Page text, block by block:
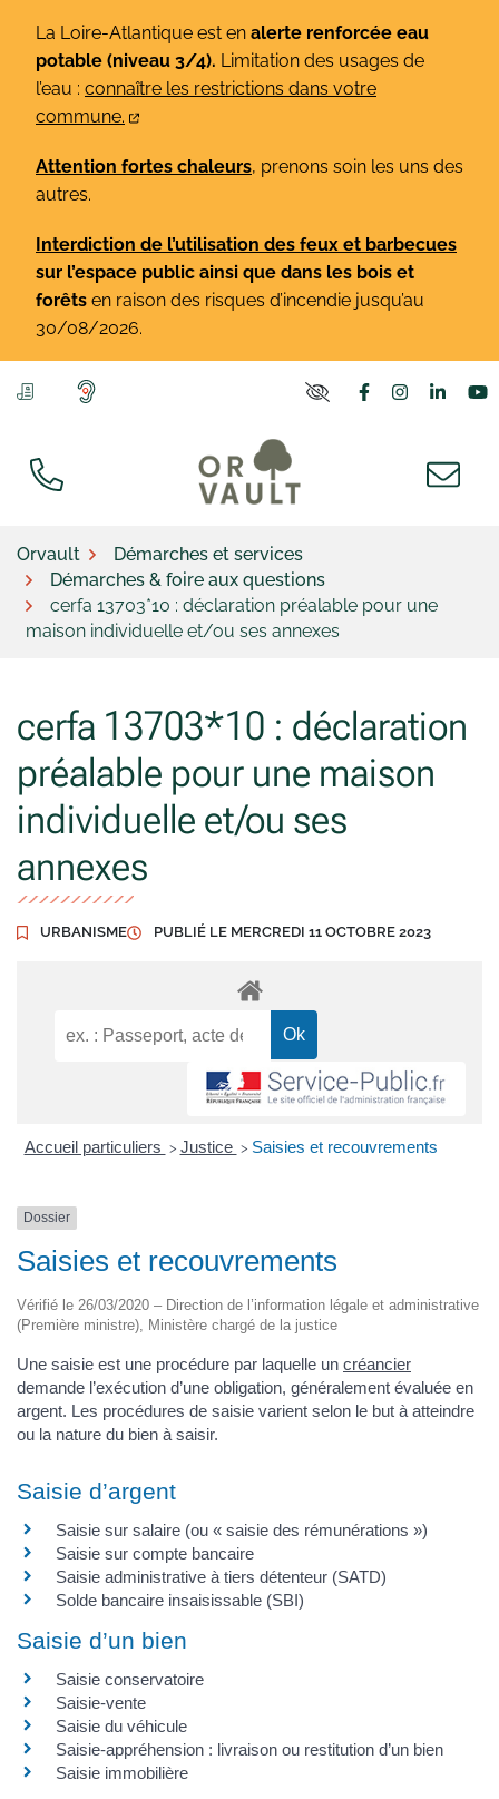
contenu
La Loire-Atlantique est en alerte renforcée eau
potable (niveau 3/4). Limitation des usages de
l’eau : connaître les restrictions dans votre
commune.
Attention fortes chaleurs, prenons soin les uns des
autres.
Interdiction de l’utilisation des feux et barbecues
sur l’espace public ainsi que dans les bois et
forêts en raison des risques d’incendie jusqu’au
30/08/2026.
Lien vers le
Lien vers
Lien
Orvault
Démarches et services
Démarches & foire aux questions
cerfa 13703*10 : déclaration préalable pour une
maison individuelle et/ou ses annexes
cerfa 13703*10 : déclaration
préalable pour une maison
individuelle et/ou ses
annexes
URBANISME PUBLIÉ LE MERCREDI 11 OCTOBRE 2023
Accueil particuliers > Justice > Saisies et recouvrements
Dossier
Saisies et recouvrements
Vérifié le 26/03/2020 – Direction de l’information légale et administrative
(Première ministre), Ministère chargé de la justice
Une saisie est une procédure par laquelle un créancier
demande l’exécution d’une obligation, généralement évaluée en
argent. Les procédures de saisie varient selon le but à atteindre
ou la nature du bien à saisir.
Saisie d’argent
Saisie sur salaire (ou « saisie des rémunérations »)
Saisie sur compte bancaire
Saisie administrative à tiers détenteur (SATD)
Solde bancaire insaisissable (SBI)
Saisie d’un bien
Saisie conservatoire
Saisie-vente
Saisie du véhicule
Saisie-appréhension : livraison ou restitution d’un bien
Saisie immobilière